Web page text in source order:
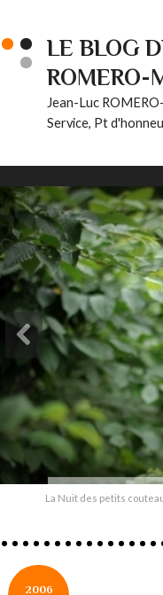
LE BLOG
ROMERO-
Jean-Luc
Service, Pt
La Nuit des petits
2006